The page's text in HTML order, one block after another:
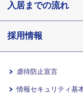
北海道
長野県
滋賀県
有料老人ホーム
イリーゼが選ば
一日の流れ
知っておきたい
介護用語をわか
有料老人ホーム
入居までの流れ
採用情報
虐待防止宣言
情報セキュリティ基